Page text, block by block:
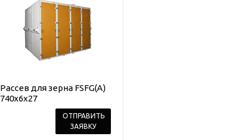
Рассев для зерна FSFG(A)
740x6x27
ОТПРАВИТЬ
ЗАЯВКУ